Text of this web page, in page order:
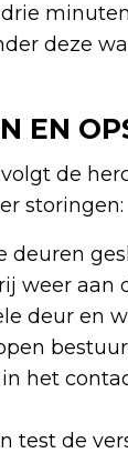
deze
EN
de
storingen:
deuren
weer aan
deur en
het
test de